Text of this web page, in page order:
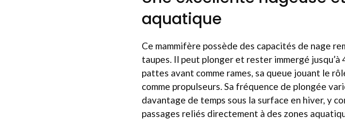
aquatique
Ce mammifère possède des capacités de nage
taupes. Il peut plonger et rester immergé jusqu’à
pattes avant comme rames, sa queue jouant le
comme propulseurs. Sa fréquence de plongée
davantage de temps sous la surface en hiver, y
passages reliés directement à des zones